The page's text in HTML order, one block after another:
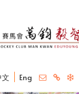
Eng